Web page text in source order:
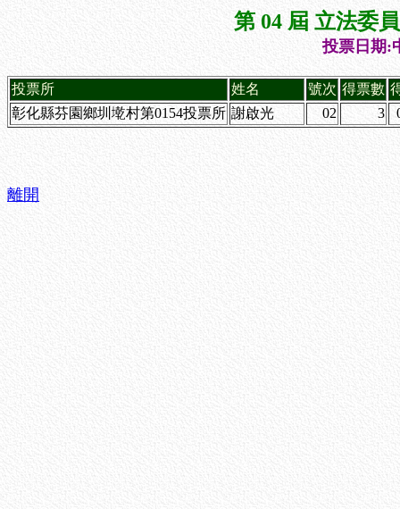
第 04 屆 立法委
投票日期:
投票所 姓名 號次 得票數
彰化縣芬園鄉圳墘村第0154投票所 謝啟光 02 3
離開